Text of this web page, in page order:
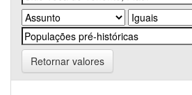
Retornar valores